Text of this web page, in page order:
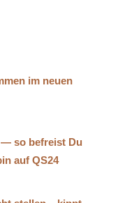
im neuen
so befreist Du
auf QS24